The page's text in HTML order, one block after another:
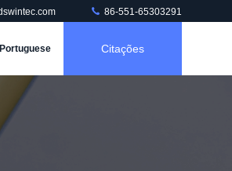
86-551-65303291
Portuguese Citações